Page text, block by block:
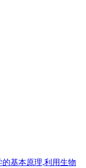
基本原理,利用生物